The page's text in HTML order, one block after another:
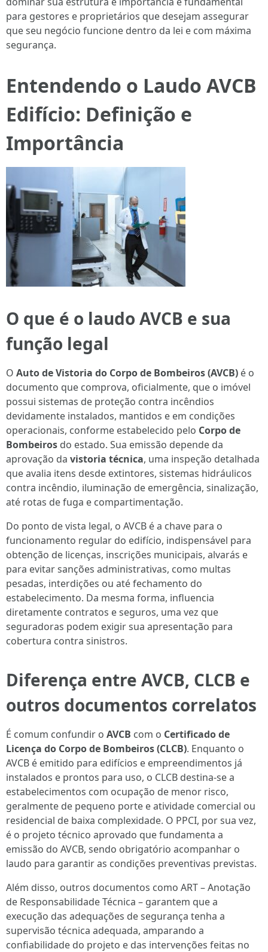
para gestores e proprietários que desejam assegurar
que seu negócio funcione dentro da lei e com máxima
segurança.
Entendendo o Laudo AVCB
Edifício: Definição e
Importância
O que é o laudo AVCB e sua
função legal
O Auto de Vistoria do Corpo de Bombeiros (AVCB) é o
documento que comprova, oficialmente, que o imóvel
possui sistemas de proteção contra incêndios
devidamente instalados, mantidos e em condições
operacionais, conforme estabelecido pelo Corpo de
Bombeiros do estado. Sua emissão depende da
aprovação da vistoria técnica, uma inspeção detalhada
que avalia itens desde extintores, sistemas hidráulicos
contra incêndio, iluminação de emergência, sinalização,
até rotas de fuga e compartimentação.
Do ponto de vista legal, o AVCB é a chave para o
funcionamento regular do edifício, indispensável para
obtenção de licenças, inscrições municipais, alvarás e
para evitar sanções administrativas, como multas
pesadas, interdições ou até fechamento do
estabelecimento. Da mesma forma, influencia
diretamente contratos e seguros, uma vez que
seguradoras podem exigir sua apresentação para
cobertura contra sinistros.
Diferença entre AVCB, CLCB e
outros documentos correlatos
É comum confundir o AVCB com o Certificado de
Licença do Corpo de Bombeiros (CLCB). Enquanto o
AVCB é emitido para edifícios e empreendimentos já
instalados e prontos para uso, o CLCB destina-se a
estabelecimentos com ocupação de menor risco,
geralmente de pequeno porte e atividade comercial ou
residencial de baixa complexidade. O PPCI, por sua vez,
é o projeto técnico aprovado que fundamenta a
emissão do AVCB, sendo obrigatório acompanhar o
laudo para garantir as condições preventivas previstas.
Além disso, outros documentos como ART – Anotação
de Responsabilidade Técnica – garantem que a
execução das adequações de segurança tenha a
supervisão técnica adequada, amparando a
confiabilidade do projeto e das intervenções feitas no